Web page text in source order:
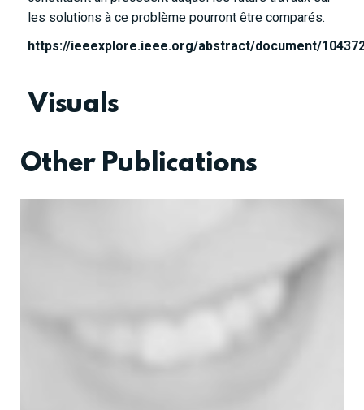
les solutions à ce problème pourront être comparés.
https://ieeexplore.ieee.org/abstract/document/
Visuals
Other Publications